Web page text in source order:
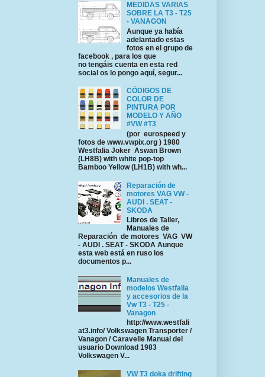
MEDIDAS VARIAS
SOBRE LA T3 - T25
- VANAGON
Aunque ya había
adelantado estas
fotos en el grupo de
facebook , para los que
no tengáis cuenta en esta red
social os lo pongo aquí, segur...
CÓDIGOS DE
COLOR DE
PINTURA POR
MODELO Y AÑO
#VW #T3
(por eurospeed y
fotos de www.vwpix.org ) 1980
Westfalia Joker Aswan Brown
(LH8B) with white pop-top
Bamboo Yellow (LH1B) with wh...
Reparación de
motores VAG VW -
AUDI . SEAT -
SKODA
Libros de Taller,
Manuales de
Reparación de motores VAG VW
- AUDI . SEAT - SKODA Aunque
esta web está en ruso los
documentos p...
Manuales de
modelos Westfalia
y accesorios de la
Vw T3 - T25 -
Vanagon
http://www.westfali
at3.info/ Volkswagen Transporter /
Vanagon / Caravelle Manual del
usuario Download 1983
Volkswagen V...
VW T3 doka drifting